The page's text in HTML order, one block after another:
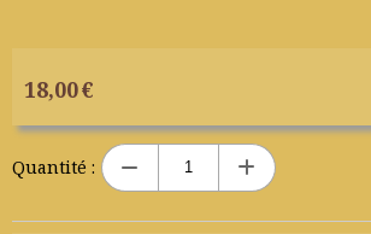
18,00€
Quantité :